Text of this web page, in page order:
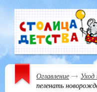
Оглавление
пеленать